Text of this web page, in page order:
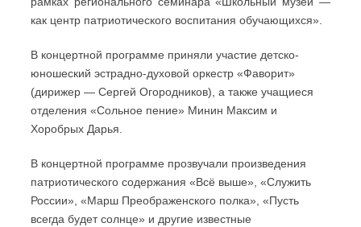
как центр патриотического воспитания обучающихся».
В концертной программе приняли участие детско-
юношеский эстрадно-духовой оркестр «Фаворит»
(дирижер — Сергей Огородников), а также учащиеся
отделения «Сольное пение» Минин Максим и
Хоробрых Дарья.
В концертной программе прозвучали произведения
патриотического содержания «Всё выше», «Служить
России», «Марш Преображенского полка», «Пусть
всегда будет солнце» и другие известные